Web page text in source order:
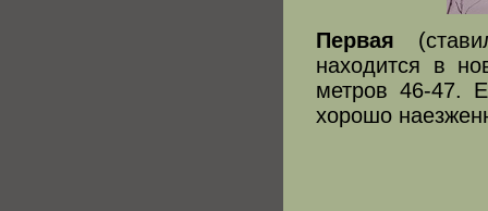
Первая
находится в
метров 46-47.
хорошо